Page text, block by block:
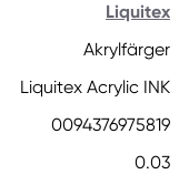
Liquitex
Akrylfärger
Liquitex Acrylic INK
0094376975819
0.03